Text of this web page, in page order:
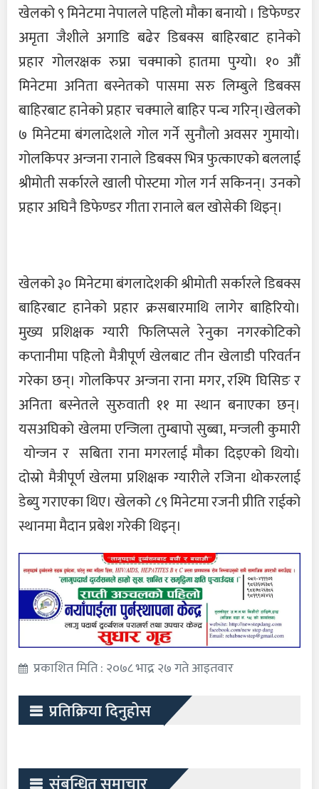
खेलको ९ मिनेटमा नेपालले पहिलो मौका बनायो । डिफेण्डर
अमृता जैशीले अगाडि बढेर डिबक्स बाहिरबाट हानेको
प्रहार गोलरक्षक रुप्ना चक्माको हातमा पुग्यो। १० औं
मिनेटमा अनिता बस्नेतको पासमा सरु लिम्बुले डिबक्स
बाहिरबाट हानेको प्रहार चक्माले बाहिर पन्च गरिन्।खेलको
७ मिनेटमा बंगलादेशले गोल गर्ने सुनौलो अवसर गुमायो।
गोलकिपर अन्जना रानाले डिबक्स भित्र फुत्काएको बललाई
श्रीमोती सर्कारले खाली पोस्टमा गोल गर्न सकिनन्। उनको
प्रहार अघिनै डिफेण्डर गीता रानाले बल खोसेकी थिइन्।
खेलको ३० मिनेटमा बंगलादेशकी श्रीमोती सर्कारले डिबक्स
बाहिरबाट हानेको प्रहार क्रसबारमाथि लागेर बाहिरियो।
मुख्य प्रशिक्षक ग्यारी फिलिप्सले रेनुका नगरकोटिको
कप्तानीमा पहिलो मैत्रीपूर्ण खेलबाट तीन खेलाडी परिवर्तन
गरेका छन्। गोलकिपर अन्जना राना मगर, रश्मि घिसिङ र
अनिता बस्नेतले सुरुवाती ११ मा स्थान बनाएका छन्।
यसअघिको खेलमा एन्जिला तुम्बापो सुब्बा, मन्जली कुमारी
योन्जन र सबिता राना मगरलाई मौका दिइएको थियो।
दोस्रो मैत्रीपूर्ण खेलमा प्रशिक्षक ग्यारीले रजिना थोकरलाई
डेब्यु गराएका थिए। खेलको ८९ मिनेटमा रजनी प्रीति राईको
स्थानमा मैदान प्रबेश गरेकी थिइन्।
प्रकाशित मिति : २०७८ भाद्र २७ गते आइतवार
प्रतिक्रिया दिनुहोस